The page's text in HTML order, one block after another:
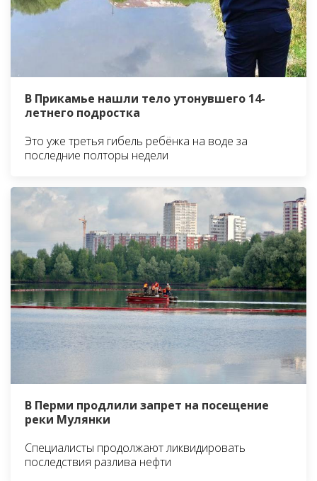
В Прикамье нашли тело утонувшего 14-
летнего подростка
Это уже третья гибель ребёнка на воде за
последние полторы недели
В Перми продлили запрет на посещение
реки Мулянки
Специалисты продолжают ликвидировать
последствия разлива нефти